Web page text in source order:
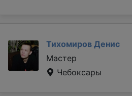
Тихомиров Денис
Мастер
Чебоксары